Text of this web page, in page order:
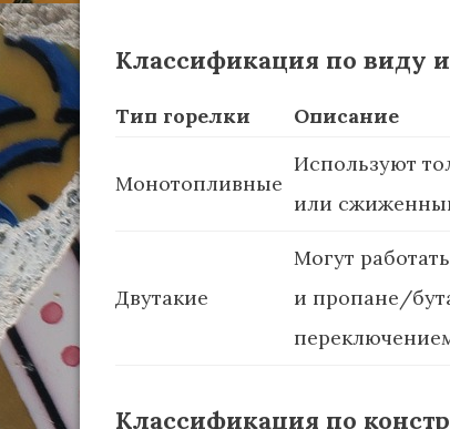
Классификация по виду
Тип горелки Описание
Монотопливные
Используют
или
Двутакие
Могут
и пропане/
Классификация по